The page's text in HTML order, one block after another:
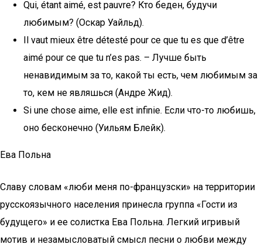
Qui, étant aimé, est pauvre? Кто беден, будучи
любимым? (Оскар Уайльд).
Il vaut mieux être détesté pour ce que tu es que d’être
aimé pour ce que tu n’es pas. – Лучше быть
ненавидимым за то, какой ты есть, чем любимым за
то, кем не являшься (Андре Жид).
Si une chose aime, elle est infinie. Если что-то любишь,
оно бесконечно (Уильям Блейк).
Ева Польна
Славу словам «люби меня по-французски» на территории
русскоязычного населения принесла группа «Гости из
будущего» и ее солистка Ева Польна. Легкий игривый
мотив и незамысловатый смысл песни о любви между